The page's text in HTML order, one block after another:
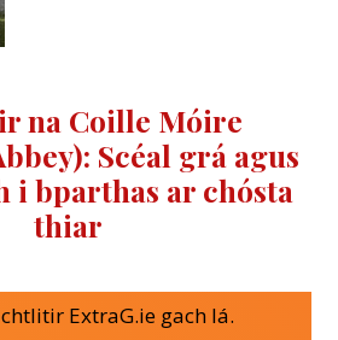
na Coille Móire
Scéal grá agus
i bparthas ar chósta
thiar
ExtraG.ie gach lá.